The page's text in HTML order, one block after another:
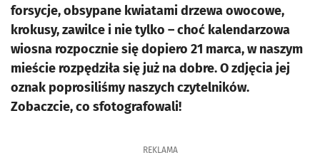
forsycje, obsypane kwiatami drzewa owocowe,
krokusy, zawilce i nie tylko – choć kalendarzowa
wiosna rozpocznie się dopiero 21 marca, w naszym
mieście rozpędziła się już na dobre. O zdjęcia jej
oznak poprosiliśmy naszych czytelników.
Zobaczcie, co sfotografowali!
REKLAMA